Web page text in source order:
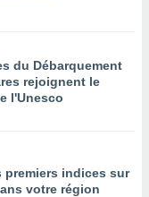
du Débarquement
rejoignent le
l'Unesco
premiers indices sur
votre région